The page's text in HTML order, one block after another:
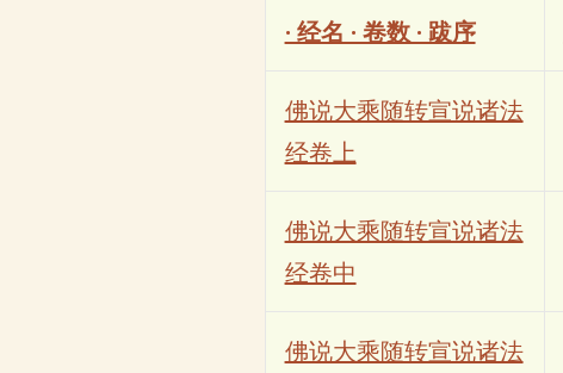
· 经名 · 卷数 · 跋序
佛说大乘随转宣说诸法
经卷上
佛说大乘随转宣说诸法
经卷中
佛说大乘随转宣说诸法